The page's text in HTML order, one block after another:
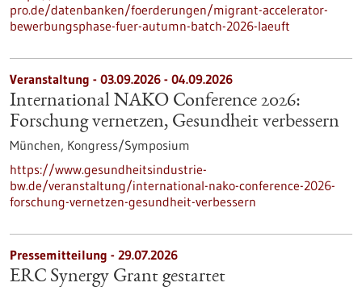
pro.de/datenbanken/foerderungen/migrant-accelerator-
bewerbungsphase-fuer-autumn-batch-2026-laeuft
Veranstaltung - 03.09.2026 - 04.09.2026
International NAKO Conference 2026:
Forschung vernetzen, Gesundheit verbessern
München, Kongress/Symposium
https://www.gesundheitsindustrie-
bw.de/veranstaltung/international-nako-conference-2026-
forschung-vernetzen-gesundheit-verbessern
Pressemitteilung - 29.07.2026
ERC Synergy Grant gestartet